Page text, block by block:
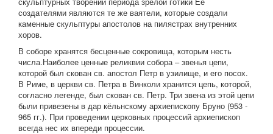
создателями являются те же ваятели, которые создали
каменные скульптуры апостолов на пилястрах внутренних
хоров.
В соборе хранятся бесценные сокровища, которым несть
числа.Наиболее ценные реликвии собора – звенья цепи,
которой был скован св. апостол Петр в узилище, и его посох.
В Риме, в церкви св. Петра в Винколи хранится цепь, которой,
согласно легенде, был скован св. Петр. Три звена из этой цепи
были привезены в дар кёльнскому архиепископу Бруно (953 -
965 гг.). При проведении церковных процессий архиепископ
всегда нес их впереди процессии.